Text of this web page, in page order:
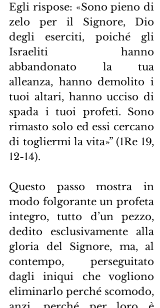
Egli rispose: «Sono pieno di
zelo per il Signore, Dio
degli eserciti, poiché gli
Israeliti hanno
abbandonato la tua
alleanza, hanno demolito i
tuoi altari, hanno ucciso di
spada i tuoi profeti. Sono
rimasto solo ed essi cercano
di togliermi la vita»” (1Re 19,
12-14).
Questo passo mostra in
modo folgorante un profeta
integro, tutto d’un pezzo,
dedito esclusivamente alla
gloria del Signore, ma, al
contempo, perseguitato
dagli iniqui che vogliono
eliminarlo perché scomodo,